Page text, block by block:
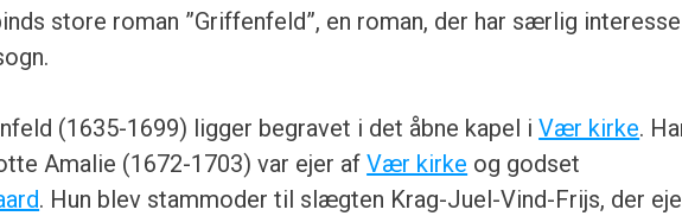
store roman ”Griffenfeld”, en roman, der har særlig
(1635-1699) ligger begravet i det åbne kapel iVær kirke.
Amalie (1672-1703) var ejer afVær kirke og godset
. Hun blev stammoder til slægten Krag-Juel-Vind-Frijs, der